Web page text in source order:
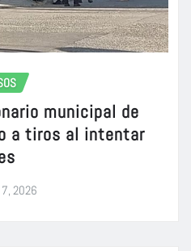
municipal de
a tiros al intentar
7, 2026